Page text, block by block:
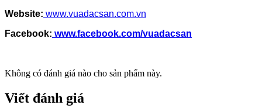
Website: www.vuadacsan.com.vn
Facebook: www.facebook.com/vuadacsan
Không có đánh giá nào cho sản phẩm này.
Viết đánh giá